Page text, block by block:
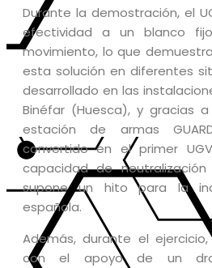
Durante la demostración, el
efectividad a un blanco
movimiento, lo que
esta solución en diferentes
desarrollado en las
Binéfar (Huesca), y gracias
estación de armas
convertido en el primer
capacidad de
supone un hito para la
española.
Además, durante el
con el apoyo de un